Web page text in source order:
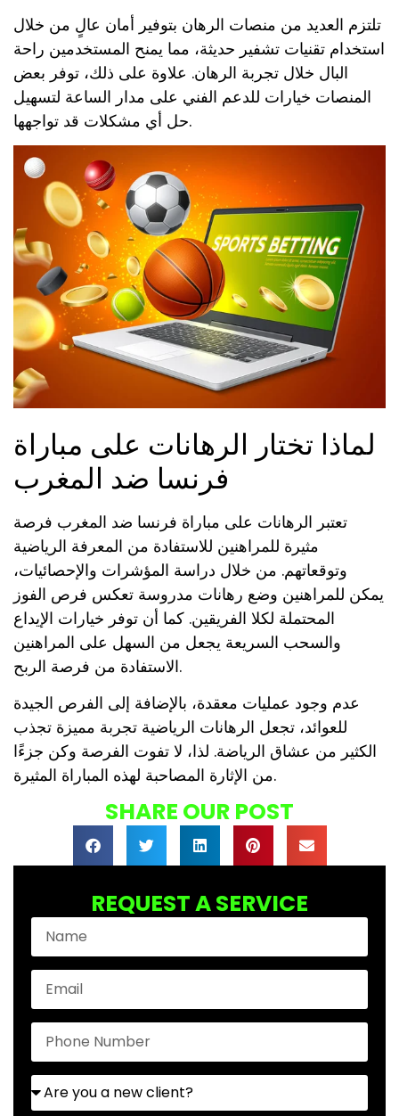
تلتزم العديد من منصات الرهان بتوفير أمان عالٍ من خلال
استخدام تقنيات تشفير حديثة، مما يمنح المستخدمين راحة
البال خلال تجربة الرهان. علاوة على ذلك، توفر بعض
المنصات خيارات للدعم الفني على مدار الساعة لتسهيل
حل أي مشكلات قد تواجهها.
لماذا تختار الرهانات على مباراة
فرنسا ضد المغرب
تعتبر الرهانات على مباراة فرنسا ضد المغرب فرصة
مثيرة للمراهنين للاستفادة من المعرفة الرياضية
وتوقعاتهم. من خلال دراسة المؤشرات والإحصائيات،
يمكن للمراهنين وضع رهانات مدروسة تعكس فرص الفوز
المحتملة لكلا الفريقين. كما أن توفر خيارات الإيداع
والسحب السريعة يجعل من السهل على المراهنين
الاستفادة من فرصة الربح.
عدم وجود عمليات معقدة، بالإضافة إلى الفرص الجيدة
للعوائد، تجعل الرهانات الرياضية تجربة مميزة تجذب
الكثير من عشاق الرياضة. لذا، لا تفوت الفرصة وكن جزءًا
من الإثارة المصاحبة لهذه المباراة المثيرة.
SHARE OUR POST
REQUEST A SERVICE